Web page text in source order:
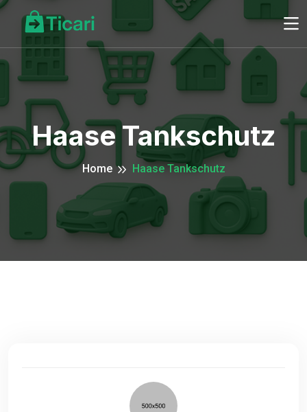
Haase Tankschutz
Home Haase Tankschutz